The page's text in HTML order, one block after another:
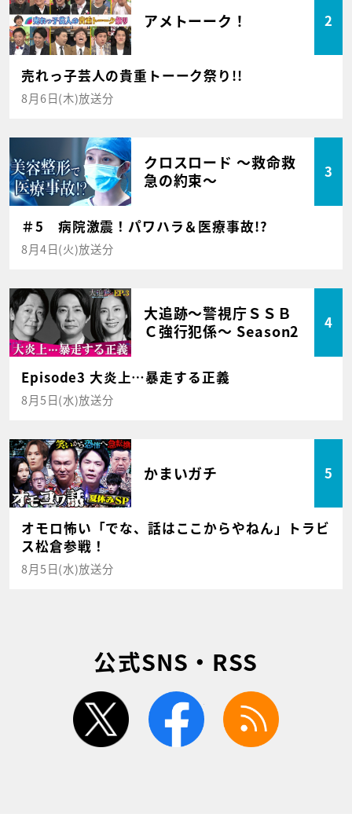
アメトーーク！ 2
売れっ子芸人の貴重トーーク祭り!!
8月6日(木)放送分
クロスロード ～救命救
急の約束～
3
＃5 病院激震！パワハラ＆医療事故!?
8月4日(火)放送分
大追跡～警視庁ＳＳＢ
Ｃ強行犯係～ Season2
4
Episode3 大炎上…暴走する正義
8月5日(水)放送分
かまいガチ 5
オモロ怖い「でな、話はここからやねん」トラビ
ス松倉参戦！
8月5日(水)放送分
公式SNS・RSS
twitter facebook